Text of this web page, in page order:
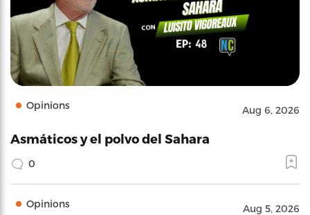
Opinions Aug 6, 2026
Asmáticos y el polvo del Sahara
0
Opinions Aug 5, 2026